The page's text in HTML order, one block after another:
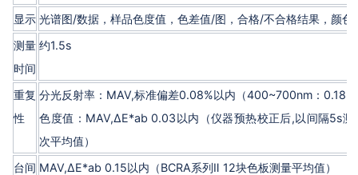
显示 光谱图/数据，样品色度值，色差值/图，合格/不合格结果，颜色
测量
时间
约1.5s
重复
性
分光反射率：MAV,标准偏差0.08%以内（400~700nm：0.18%
色度值：MAV,ΔE*ab 0.03以内（仪器预热校正后,以间隔5s测
次平均值）
台间 MAV,ΔE*ab 0.15以内（BCRA系列Ⅱ 12块色板测量平均值）